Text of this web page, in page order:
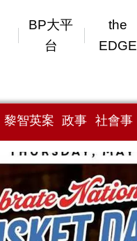
BP大平
台
the
EDGE
黎智英案 政事 社會事